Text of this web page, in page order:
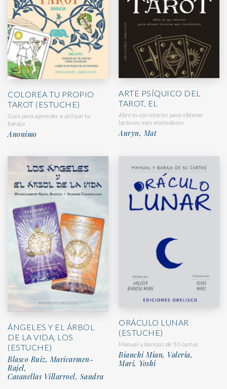
COLOREA TU PROPIO
TAROT (ESTUCHE)
Guía para aprender a utilizar tu
baraja
Anonimo
ARTE PSÍQUICO DEL
TAROT, EL
Abre tu ojo interior para obtener
lecturas más reveladoras
Auryn, Mat
ÁNGELES Y EL ÁRBOL
DE LA VIDA, LOS
(ESTUCHE)
Blasco Ruiz, Maricarmen-
Rajel,
Casanellas Villarroel, Sandra
ORÁCULO LUNAR
(ESTUCHE)
Manual y barajas de 50 cartas
Bianchi Mian, Valeria,
Mari, Yoshi